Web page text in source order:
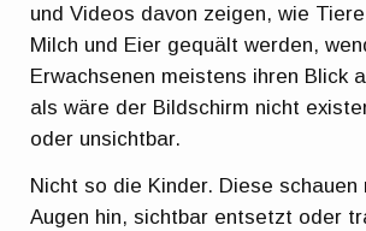
und Videos davon zeigen, wie
Milch und Eier gequält werden,
Erwachsenen meistens ihren Blick
als wäre der Bildschirm nicht
oder unsichtbar.
Nicht so die Kinder. Diese schauen
Augen hin, sichtbar entsetzt oder